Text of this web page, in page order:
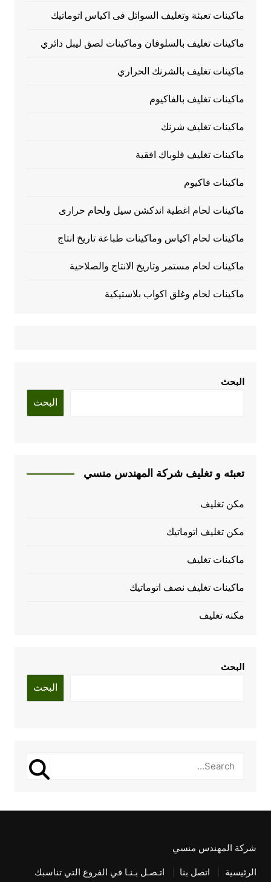
ماكينات تعبئة وتغليف السوائل فى اكياس اتوماتيك
ماكينات تغليف بالسلوفان وماكينات لصق ليبل دائري
ماكينات تغليف بالشرنك الحراري
ماكينات تغليف بالفاكيوم
ماكينات تغليف شرنك
ماكينات تغليف فلوباك افقية
ماكينات فاكيوم
ماكينات لحام اغطية اندكشن سيل ولحام حرارى
ماكينات لحام اكياس وماكينات طباعة تاريخ انتاج
ماكينات لحام مستمر وتاريخ الانتاج والصلاحية
ماكينات لحام وغلق اكواب بلاستيكية
البحث
البحث
تعبئه و تغليف شركة المهندس منسي
مكن تغليف
مكن تغليف اتوماتيك
ماكينات تغليف
ماكينات تغليف نصف اتوماتيك
مكنه تغليف
البحث
البحث
شركة المهندس منسي
الرئيسية اتصل بنا اتـصـل بـنـا في الفروع التي تناسبك